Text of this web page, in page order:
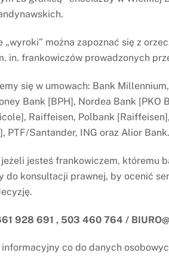
„wyroki” można zapoznać się z
in. frankowiczów prowadzonych
się w umowach: Bank
Bank [BPH], Nordea Bank [PKO
Raiffeisen, Polbank
PTF/Santander, ING oraz Alior Bank.
jesteś frankowiczem, któremu
do konsultacji prawnej, by ocenić
928 691 , 503 460 764 /
co do danych